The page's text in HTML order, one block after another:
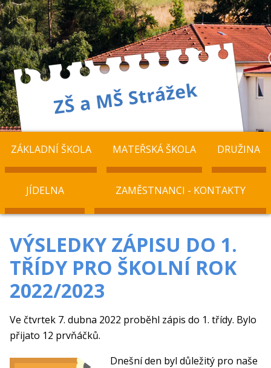
ZÁKLADNÍ ŠKOLA MATEŘSKÁ ŠKOLA DRUŽINA
JÍDELNA ZAMĚSTNANCI - KONTAKTY
VÝSLEDKY ZÁPISU DO 1.
TŘÍDY PRO ŠKOLNÍ ROK
2022/2023
Ve čtvrtek 7. dubna 2022 proběhl zápis do 1. třídy. Bylo
přijato 12 prvňáčků.
Dnešní den byl důležitý pro naše